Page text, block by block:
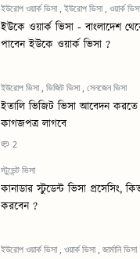
ইউরোপ ওয়ার্ক ভিসা,ইউরোপ ভিসা,ওয়ার্ক ভিসা
ইউকে ওয়ার্ক ভিসা - বাংলাদেশ
পাবেন ইউকে ওয়ার্ক ভিসা ?
ইউরোপ ভিসা,ভিজিট ভিসা,সেনজেন ভিসা
ইতালি ভিজিট ভিসা আবেদন
কাগজপত্র লাগবে
2
স্টুডেন্ট ভিসা
কানাডার স্টুডেন্ট ভিসা প্রসেসিং,
করবেন ?
ইউরোপ ওয়ার্ক ভিসা,ওয়ার্ক ভিসা,জার্মানি ভিসা